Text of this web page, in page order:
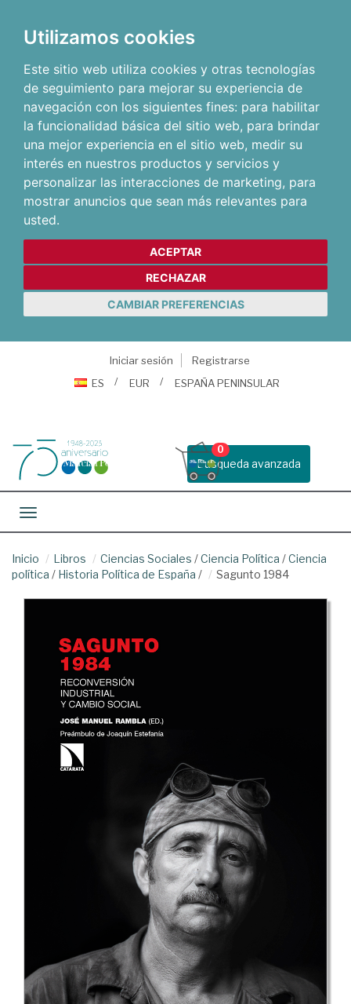
Utilizamos cookies
Este sitio web utiliza cookies y otras tecnologías
de seguimiento para mejorar su experiencia de
navegación con los siguientes fines: para habilitar
la funcionalidad básica del sitio web, para brindar
una mejor experiencia en el sitio web, medir su
interés en nuestros productos y servicios y
personalizar las interacciones de marketing, para
mostrar anuncios que sean más relevantes para
usted.
ACEPTAR
RECHAZAR
CAMBIAR PREFERENCIAS
Iniciar sesión
Registrarse
ES
EUR ESPAÑA PENINSULAR
Busqueda avanzada
0
Toggle navigation
Inicio Libros Ciencias Sociales /Ciencia Política /Ciencia
política / Historia Política de España / Sagunto 1984